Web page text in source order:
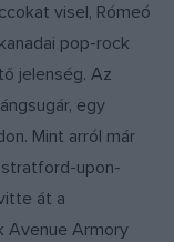
visel, Rómeó
pop-rock
jelenség. Az
egy
Mint arról már
upon-
át a
Avenue Armory